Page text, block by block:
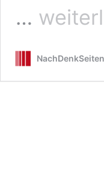
…
Epochenbruch
Neujahrsrede